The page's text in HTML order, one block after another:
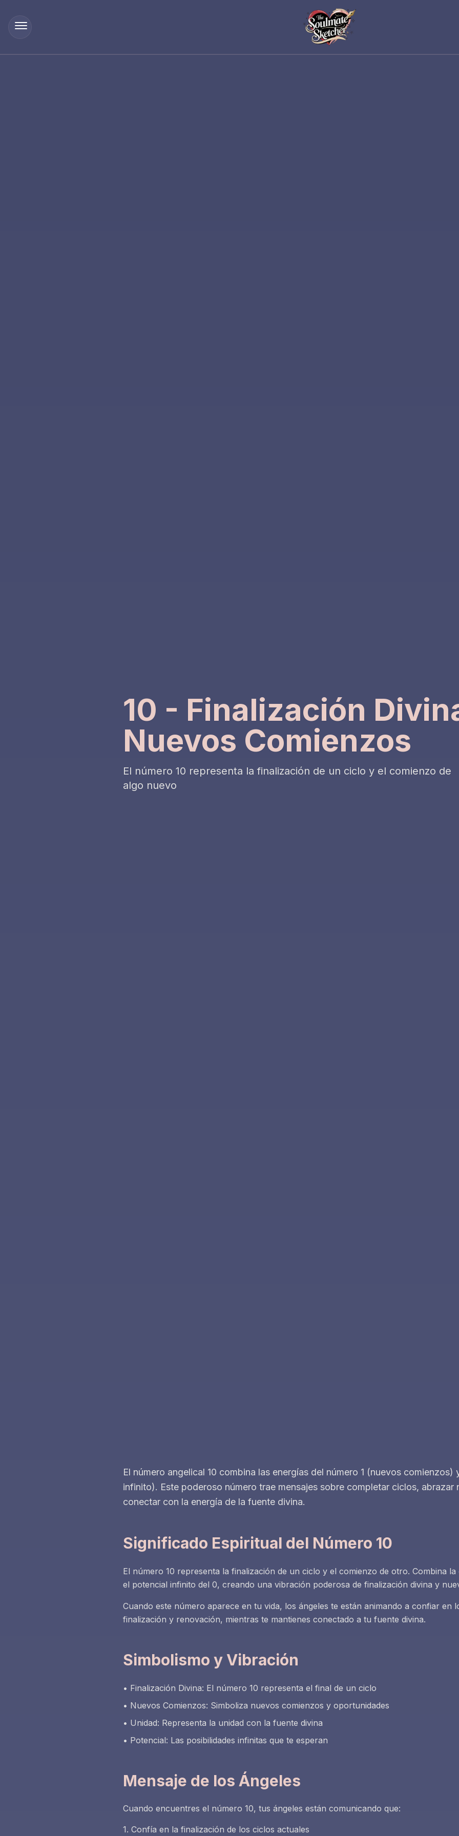
10 - Finalización
Nuevos Comienzos
El número 10 representa la finalización de un ciclo y el comienzo de
algo nuevo
El número angelical 10 combina las energías del número 1 (nuevos
infinito). Este poderoso número trae mensajes sobre completar ciclos, abrazar
conectar con la energía de la fuente divina.
Significado Espiritual del Número 10
El número 10 representa la finalización de un ciclo y el comienzo de otro. Combina
el potencial infinito del 0, creando una vibración poderosa de finalización divina y
Cuando este número aparece en tu vida, los ángeles te están animando a confiar en
finalización y renovación, mientras te mantienes conectado a tu fuente divina.
Simbolismo y Vibración
• Finalización Divina: El número 10 representa el final de un ciclo
• Nuevos Comienzos: Simboliza nuevos comienzos y oportunidades
• Unidad: Representa la unidad con la fuente divina
• Potencial: Las posibilidades infinitas que te esperan
Mensaje de los Ángeles
Cuando encuentres el número 10, tus ángeles están comunicando que:
1. Confía en la finalización de los ciclos actuales